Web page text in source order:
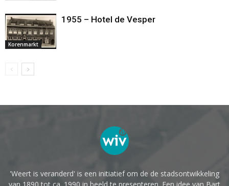
Korenmarkt
1955 – Hotel de Vesper
'Weert is veranderd' is een initiatief om de de stadsontwikkeling